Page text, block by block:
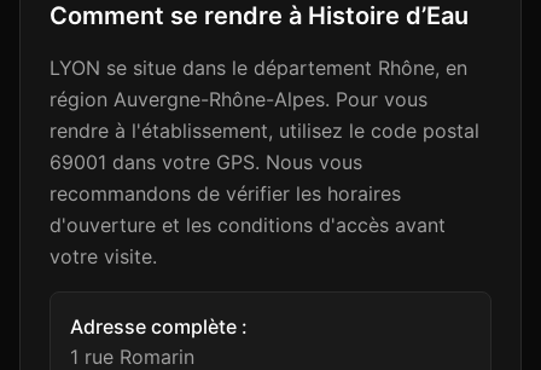
Comment se rendre à Histoire d’Eau
LYON se situe dans le département Rhône, en
région Auvergne-Rhône-Alpes. Pour vous
rendre à l'établissement, utilisez le code postal
69001 dans votre GPS. Nous vous
recommandons de vérifier les horaires
d'ouverture et les conditions d'accès avant
votre visite.
Adresse complète :
1 rue Romarin